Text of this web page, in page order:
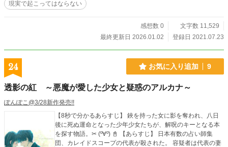
現実で起こってはならない
感想数 0
文字数 11,529
最終更新日 2026.01.02
登録日 2021.07.23
24 お気に入り追加 9
透影の紅 ～悪魔が愛した少女と疑惑のアルカナ～
ぽんぽこ@3/28新作発売!!
【8秒で分かるあらすじ】 鋏を持った女に影を奪われ、八日
後に死ぬ運命となった少年少女たちが、解呪のキーとなる本
を探す物語。✂ (º∀º) 📓 【あらすじ】 日本有数の占い師集
団、カレイドスコープの代表が殺された。 容疑者は代表の妻